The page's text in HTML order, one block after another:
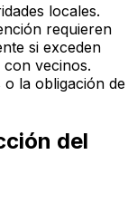
locales.
requieren
si exceden
vecinos.
la obligación de
del